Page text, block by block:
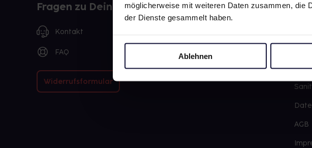
möglicherweise mit weiteren Daten zusammen, die
der Dienste gesammelt haben.
Ablehnen
Fragen zu Deiner Bestellung?
Kontakt
FAQ
Widerrufsformular
AGB